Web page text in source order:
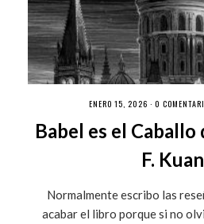
ENERO 15, 2026 · 0
Babel es el Caballo
F.
Normalmente escribo las
acabar el libro porque si no